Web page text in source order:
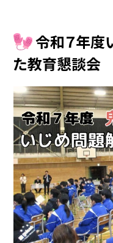
令和７年度
た教育懇談会